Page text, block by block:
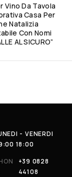
Vino Da Tavola
Casa Per
Natalizia
Con Nomi
AL SICURO”
- VENERDI
18:00
+39 0828
44108